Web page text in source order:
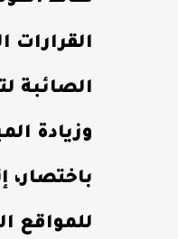
القرارات
الصائبة
وزيادة
باختصار،
للمواقع